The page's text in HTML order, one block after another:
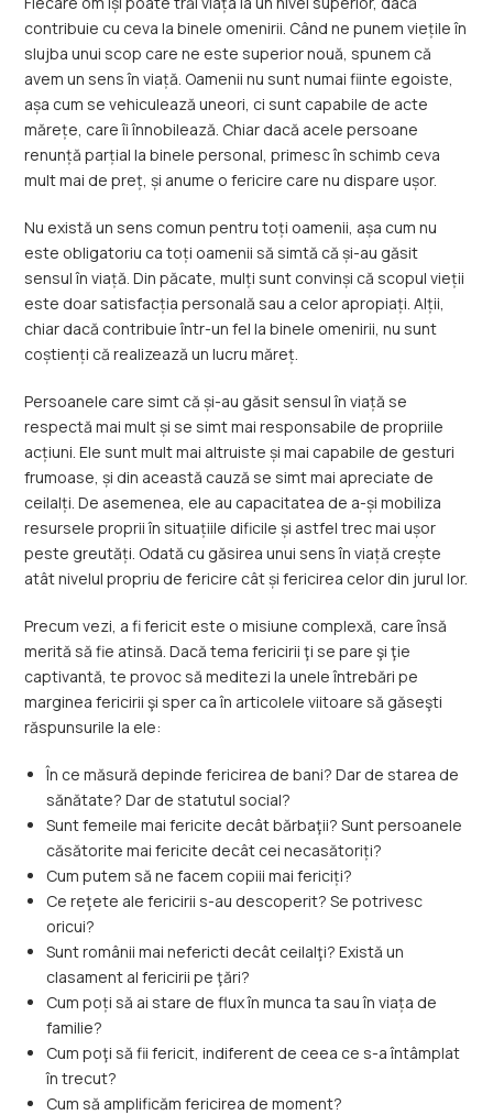
contribuie cu ceva la binele omenirii. Când ne punem viețile în
slujba unui scop care ne este superior nouă, spunem că
avem un sens în viață. Oamenii nu sunt numai fiinte egoiste,
așa cum se vehiculează uneori, ci sunt capabile de acte
mărețe, care îi înnobilează. Chiar dacă acele persoane
renunță parțial la binele personal, primesc în schimb ceva
mult mai de preț, și anume o fericire care nu dispare ușor.
Nu există un sens comun pentru toți oamenii, așa cum nu
este obligatoriu ca toți oamenii să simtă că și-au găsit
sensul în viață. Din păcate, mulți sunt convinși că scopul vieții
este doar satisfacția personală sau a celor apropiați. Alții,
chiar dacă contribuie într-un fel la binele omenirii, nu sunt
coștienți că realizează un lucru măreț.
Persoanele care simt că și-au găsit sensul în viață se
respectă mai mult și se simt mai responsabile de propriile
acțiuni. Ele sunt mult mai altruiste și mai capabile de gesturi
frumoase, și din această cauză se simt mai apreciate de
ceilalți. De asemenea, ele au capacitatea de a-și mobiliza
resursele proprii în situațiile dificile și astfel trec mai ușor
peste greutăți. Odată cu găsirea unui sens în viață crește
atât nivelul propriu de fericire cât și fericirea celor din jurul lor.
Precum vezi, a fi fericit este o misiune complexă, care însă
merită să fie atinsă. Dacă tema fericirii ţi se pare şi ţie
captivantă, te provoc să meditezi la unele întrebări pe
marginea fericirii şi sper ca în articolele viitoare să găseşti
răspunsurile la ele:
În ce măsură depinde fericirea de bani? Dar de starea de
sănătate? Dar de statutul social?
Sunt femeile mai fericite decât bărbaţii? Sunt persoanele
căsătorite mai fericite decât cei necasătoriți?
Cum putem să ne facem copiii mai fericiți?
Ce reţete ale fericirii s-au descoperit? Se potrivesc
oricui?
Sunt românii mai nefericti decât ceilalţi? Există un
clasament al fericirii pe ţări?
Cum poți să ai stare de flux în munca ta sau în viața de
familie?
Cum poţi să fii fericit, indiferent de ceea ce s-a întâmplat
în trecut?
Cum să amplificăm fericirea de moment?